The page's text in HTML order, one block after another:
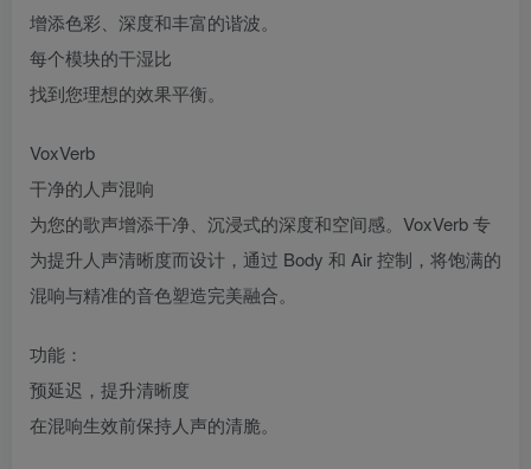
增添色彩、深度和丰富的谐波。
每个模块的干湿比
找到您理想的效果平衡。
VoxVerb
干净的人声混响
为您的歌声增添干净、沉浸式的深度和空间感。VoxVerb 专
为提升人声清晰度而设计，通过 Body 和 Air 控制，将饱满的
混响与精准的音色塑造完美融合。
功能：
预延迟，提升清晰度
在混响生效前保持人声的清脆。